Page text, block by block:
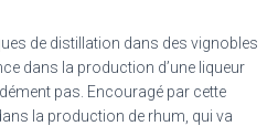
de distillation dans des vignobles
dans la production d’une liqueur
pas. Encouragé par cette
la production de rhum, qui va